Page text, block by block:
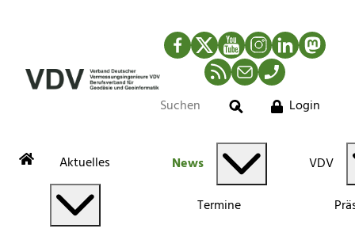
Facebook
TwitterYouTubeInstagram
LinkedIn
RSS-Newsfeed
MailTelefon
Suche
Login
Aktuelles News
Termine
VDV